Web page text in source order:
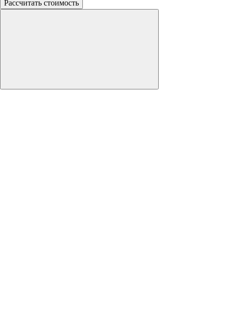
Рассчитать стоимость